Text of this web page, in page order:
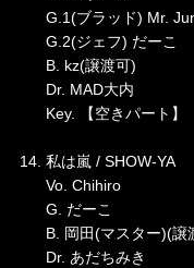
G.1(ブラッド) Mr.
G.2(ジェフ) だーこ
B. kz(譲渡可)
Dr. MAD大内
Key. 【空きパート】
14. 私は嵐 / SHOW-YA
Vo. Chihiro
G. だーこ
B. 岡田(マスター)(譲
Dr. あだちみき